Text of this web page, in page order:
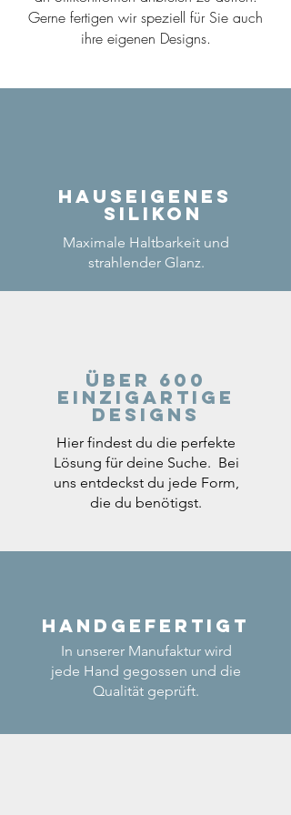
Gerne fertigen wir speziell für Sie auch
ihre eigenen Designs.
Hauseigenes
Silikon
Maximale Haltbarkeit und
strahlender Glanz.
Über 600
einzigartige
Designs
Hier findest du die perfekte
Lösung für deine Suche. Bei
uns entdeckst du jede Form,
die du benötigst.
Handgefertigt
In unserer Manufaktur wird
jede Hand gegossen und die
Qualität geprüft.